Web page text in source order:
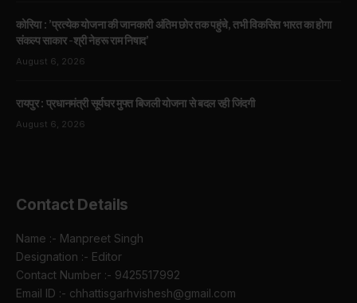
कोरिया : ’प्रत्येक योजना की जानकारी अंतिम छोर तक पहुंचे, तभी विकसित भारत का होगा
संकल्प साकार -श्री नेहरू राम निषाद’
August 6, 2026
रायपुर : प्रधानमंत्री सूर्यघर मुफ्त बिजली योजना से बदल रही जिंदगी
August 6, 2026
Contact Details
Name :- Manpreet Singh
Designation :- Editor
Contact Number :- 9425517992
Email ID :- chhattisgarhvishesh@gmail.com